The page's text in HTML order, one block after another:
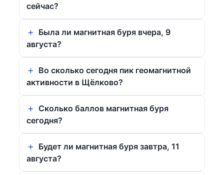
сейчас?
Была ли магнитная буря вчера, 9
августа?
Во сколько сегодня пик геомагнитной
активности в Щёлково?
Сколько баллов магнитная буря
сегодня?
Будет ли магнитная буря завтра, 11
августа?